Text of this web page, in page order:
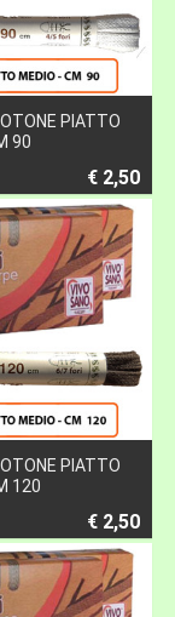
PIATTO
90
€ 2,50
PIATTO
120
€ 2,50